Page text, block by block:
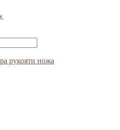
рукояти ножа